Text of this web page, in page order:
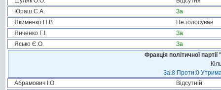
Юраш С.А.
За
Якименко П.В.
Не голосував
Янченко Г.І.
За
Ясько Є.О.
За
Фракція політичної
За:8 Проти:0
Абрамович І.О.
Відсутній